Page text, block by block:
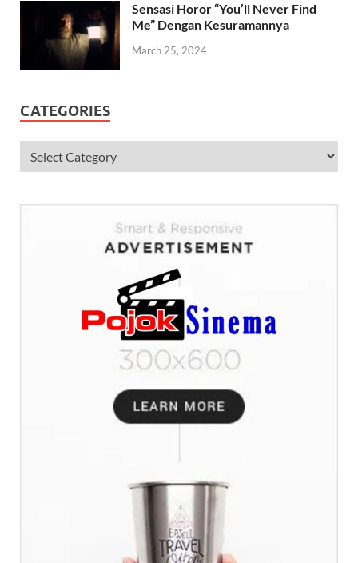
Sensasi Horor “You’ll Never Find
Me” Dengan Kesuramannya
March 25, 2024
CATEGORIES